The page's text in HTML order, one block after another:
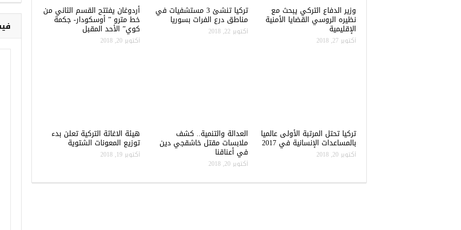
وزير الدفاع التركي يبحث مع
نظيره الروسي القضايا الأمنية
الإقليمية
أكتوبر 27, 2018
تركيا تنشئ 3 مستشفيات في
مناطق درع الفرات بسوريا
أكتوبر 22, 2018
أردوغان يفتتح القسم الثاني من
خط مترو ” أوسكودار- جكمة
كوي” الأحد المقبل
أكتوبر 20, 2018
تركيا تحتل المرتبة الأولى عالميا
بالمساعدات الإنسانية في 2017
أكتوبر 20, 2018
العدالة والتنمية.. كشف
ملابسات مقتل خاشقجي دين
في أعناقنا
أكتوبر 20, 2018
هيئة الاغاثة التركية تعلن بدء
توزيع المعونات الشتوية
أكتوبر 19, 2018